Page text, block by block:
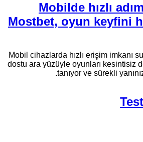
Mobilde hızlı
Mostbet, oyun keyfini
Mobil cihazlarda hızlı erişim imkanı
dostu ara yüzüyle oyunları kesintisiz
tanıyor ve sürekli